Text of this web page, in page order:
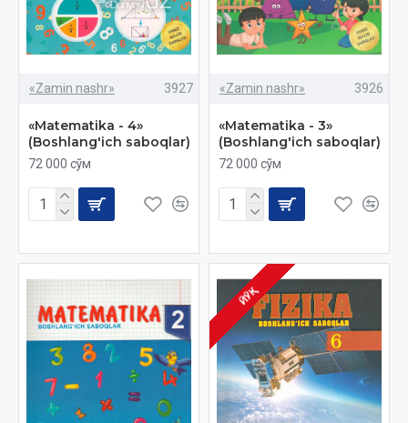
«Zamin nashr» 3927
«Matematika - 4»
(Boshlang'ich saboqlar)
72 000 сўм
«Zamin nashr» 3926
«Matematika - 3»
(Boshlang'ich saboqlar)
72 000 сўм
ЙЎҚ